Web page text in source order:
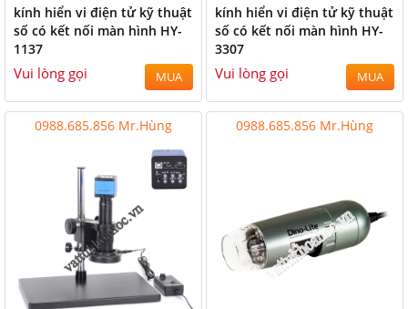
kính hiển vi điện tử kỹ thuật
số có kết nối màn hình HY-
1137
Vui lòng gọi MUA
kính hiển vi điện tử kỹ thuật
số có kết nối màn hình HY-
3307
Vui lòng gọi MUA
0988.685.856 Mr.Hùng 0988.685.856 Mr.Hùng